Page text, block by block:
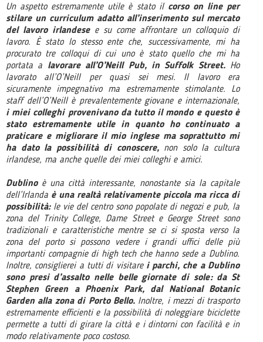
Un aspetto estremamente utile è stato il corso on line per
stilare un curriculum adatto all’inserimento sul mercato
del lavoro irlandesee su come affrontare un colloquio di
lavoro. È stato lo stesso ente che, successivamente, mi ha
procurato tre colloqui di cui uno è stato quello che mi ha
portata a lavorare all’O’Neill Pub, in Suffolk Street. Ho
lavorato all’O’Neill per quasi sei mesi. Il lavoro era
sicuramente impegnativo ma estremamente stimolante. Lo
staff dell’O’Neill è prevalentemente giovane e internazionale,
i miei colleghi provenivano da tutto il mondo e questo è
stato estremamente utile in quanto ho continuato a
praticare e migliorare il mio inglese ma soprattutto mi
ha dato la possibilità di conoscere,non solo la cultura
irlandese, ma anche quelle dei miei colleghi e amici.
Dublinoè una città interessante, nonostante sia la capitale
dell’Irlanda è una realtà relativamente piccola ma ricca di
possibilità:le vie del centro sono popolate di negozi e pub, la
zona del Trinity College, Dame Street e George Street sono
tradizionali e caratteristiche mentre se ci si sposta verso la
zona del porto si possono vedere i grandi uffici delle più
importanti compagnie di high tech che hanno sede a Dublino.
Inoltre, consiglierei a tutti di visitare i parchi, che a Dublino
sono presi d’assalto nelle belle giornate di sole: da St
Stephen Green a Phoenix Park, dal National Botanic
Garden alla zona di Porto Bello. Inoltre, i mezzi di trasporto
estremamente efficienti e la possibilità di noleggiare biciclette
permette a tutti di girare la città e i dintorni con facilità e in
modo relativamente poco costoso.